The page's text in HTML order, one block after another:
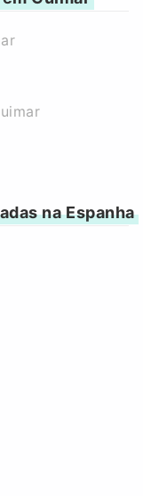
na Espanha